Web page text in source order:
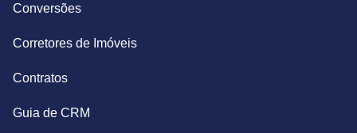
Conversões
Corretores de Imóveis
Contratos
Guia de CRM